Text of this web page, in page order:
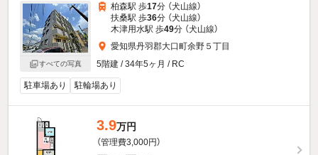
すべての写真
柏森駅 歩17分 （犬山線）
扶桑駅 歩36分 （犬山線）
木津用水駅 歩49分 （犬山線）
愛知県丹羽郡大口町余野５丁目
5階建 / 34年5ヶ月 / RC
駐車場あり 駐輪場あり
3.9万円
（管理費3,000円）